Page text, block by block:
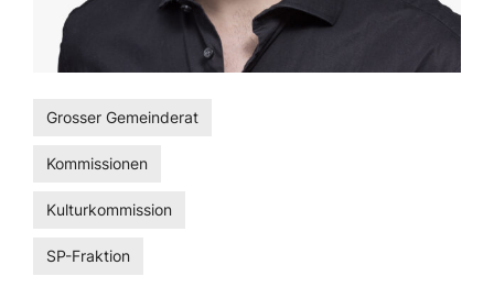
Grosser Gemeinderat
Kommissionen
Kulturkommission
SP-Fraktion